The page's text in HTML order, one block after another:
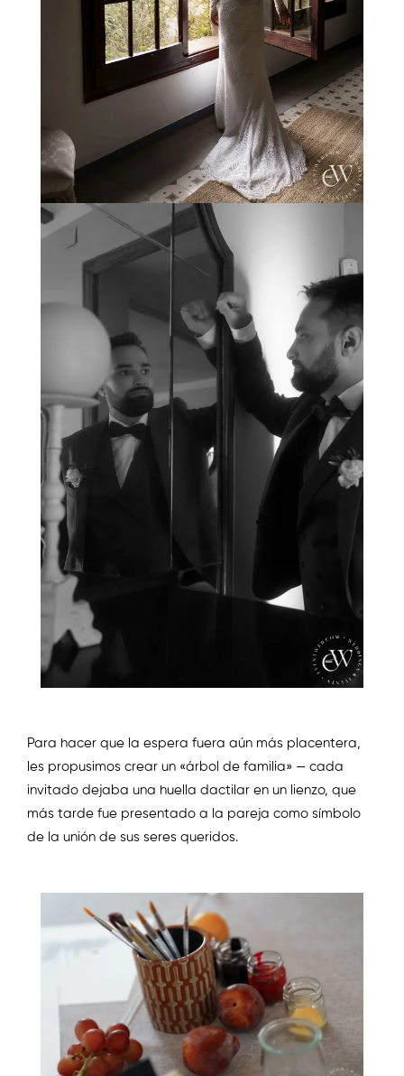
Para hacer que la espera fuera aún más placentera,
les propusimos crear un «árbol de familia» — cada
invitado dejaba una huella dactilar en un lienzo, que
más tarde fue presentado a la pareja como símbolo
de la unión de sus seres queridos.